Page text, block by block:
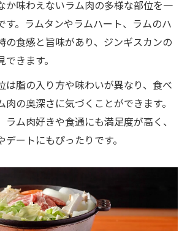
か味わえないラム肉の多様な部位を一
す。ラムタンやラムハート、ラムのハ
の食感と旨味があり、ジンギスカンの
きます。
は脂の入り方や味わいが異なり、食べ
の奥深さに気づくことができます。
ラム肉好きや食通にも満足度が高く、
ートにもぴったりです。